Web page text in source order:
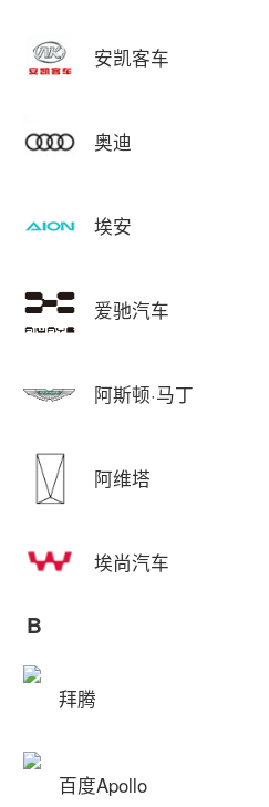
安凯客车
奥迪
埃安
爱驰汽车
阿斯顿·马丁
阿维塔
埃尚汽车
B
拜腾
百度Apollo